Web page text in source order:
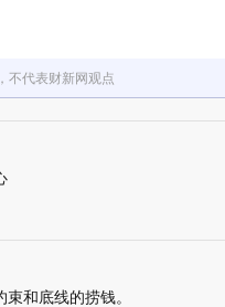
不代表财新网观点
和底线的捞钱。